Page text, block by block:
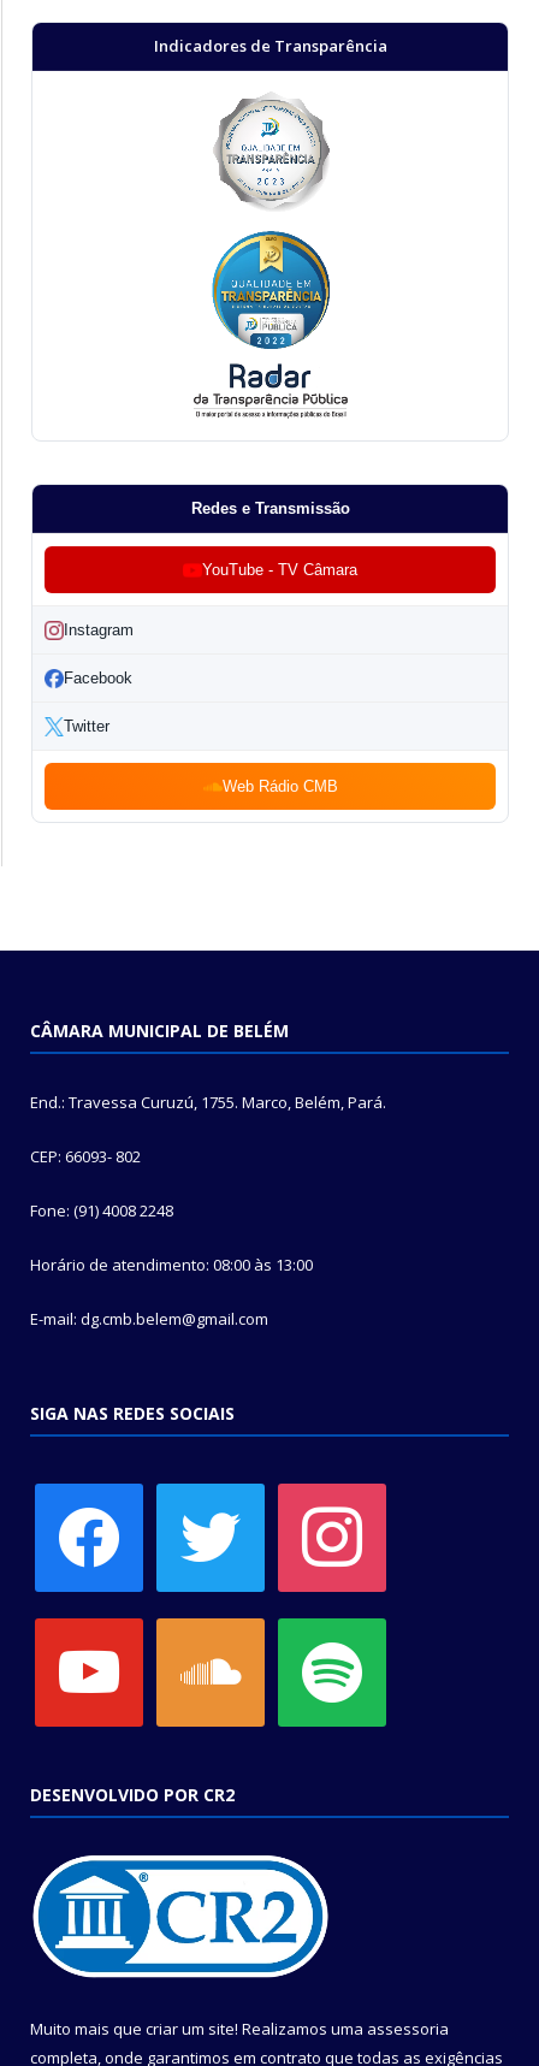
Indicadores de Transparência
Redes e Transmissão
YouTube - TV Câmara
Instagram
Facebook
Twitter
Web Rádio CMB
CÂMARA MUNICIPAL DE BELÉM
End.: Travessa Curuzú, 1755. Marco, Belém, Pará.
CEP: 66093- 802
Fone: (91) 4008 2248
Horário de atendimento: 08:00 às 13:00
E-mail: dg.cmb.belem@gmail.com
SIGA NAS REDES SOCIAIS
DESENVOLVIDO POR CR2
Muito mais que criar um site! Realizamos uma assessoria
completa, onde garantimos em contrato que todas as exigências